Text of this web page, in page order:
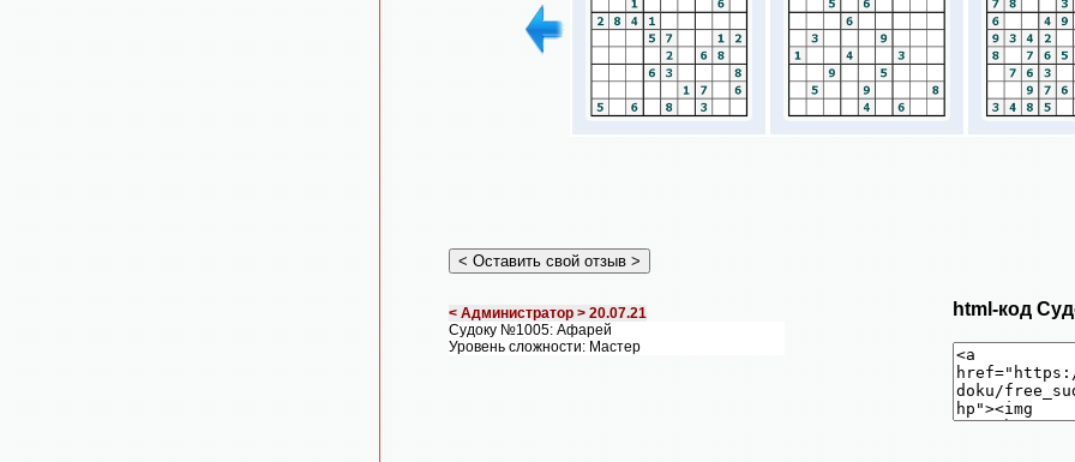
< Администратор > 20.07.21
Судоку №1005: Афарей
Уровень сложности: Мастер
html-код